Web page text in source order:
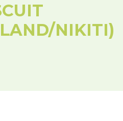
NIKITI)